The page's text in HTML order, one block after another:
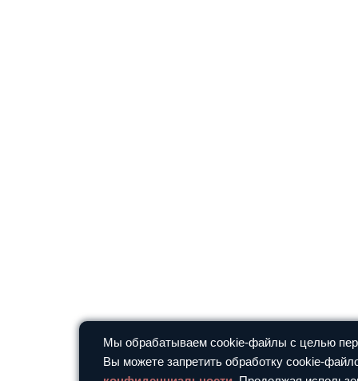
Мы обрабатываем cookie-файлы с целью
Вы можете запретить обработку cookie-